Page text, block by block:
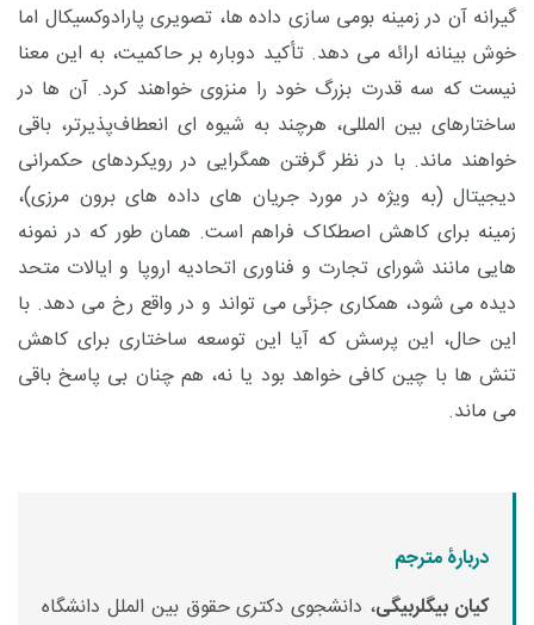
گیرانه آن در زمینه بومی سازی داده ‌ها، تصویری پارادوکسیکال اما
خوش ‌بینانه ارائه می ‌دهد. تأکید دوباره بر حاکمیت، به این معنا
نیست که سه قدرت بزرگ خود را منزوی خواهند کرد. آن‌ ها در
ساختارهای بین ‌المللی، هرچند به شیوه ‌ای انعطاف‌پذیرتر، باقی
خواهند ماند. با در نظر گرفتن همگرایی در رویکردهای حکمرانی
دیجیتال (به ‌ویژه در مورد جریان ‌های داده‌ های برون ‌مرزی)،
زمینه برای کاهش اصطکاک فراهم است. همان ‌طور که در نمونه‌
هایی مانند شورای تجارت و فناوری اتحادیه اروپا و ایالات متحد
دیده می ‌شود، همکاری جزئی می ‌تواند و در واقع رخ می ‌دهد. با
این حال، این پرسش که آیا این توسعه ساختاری برای کاهش
تنش ‌ها با چین کافی خواهد بود یا نه، هم چنان بی ‌پاسخ باقی
می ‌ماند.
دربارۀ مترجم
کیان بیگلربیگی، دانشجوی دکتری حقوق بین الملل دانشگاه